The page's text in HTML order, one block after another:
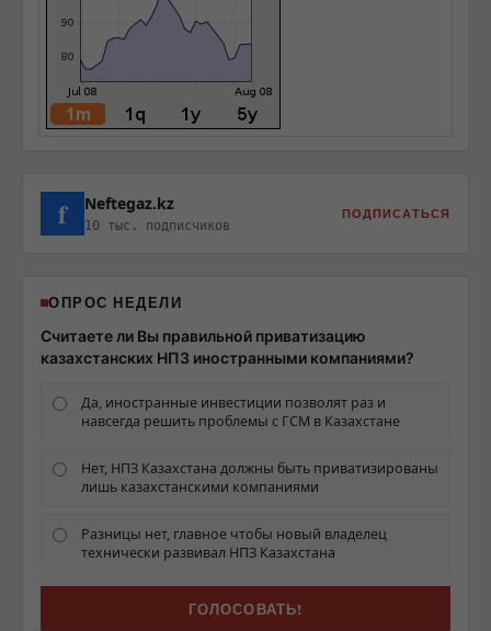
f Neftegaz.kz
10 тыс. подписчиков
ПОДПИСАТЬСЯ
ОПРОС НЕДЕЛИ
Считаете ли Вы правильной приватизацию
казахстанских НПЗ иностранными компаниями?
Да, иностранные инвестиции позволят раз и
навсегда решить проблемы с ГСМ в Казахстане
Нет, НПЗ Казахстана должны быть приватизированы
лишь казахстанскими компаниями
Разницы нет, главное чтобы новый владелец
технически развивал НПЗ Казахстана